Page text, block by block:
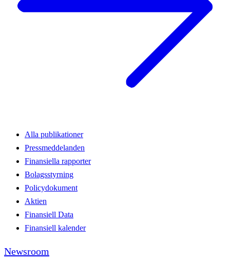
Alla publikationer
Pressmeddelanden
Finansiella rapporter
Bolagsstyrning
Policydokument
Aktien
Finansiell Data
Finansiell kalender
Newsroom